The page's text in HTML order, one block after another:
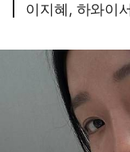
이지혜, 하와이